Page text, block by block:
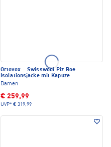
Ortovox · Swisswool Piz Boe
Isolationsjacke mit Kapuze
Damen
€ 259,99
UVP* € 319,99